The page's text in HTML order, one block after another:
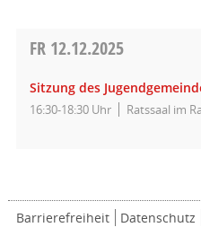
FR 12.12.2025
Sitzung des
16:30-18:30 Uhr Ratssaal im
Barrierefreiheit Datenschutz